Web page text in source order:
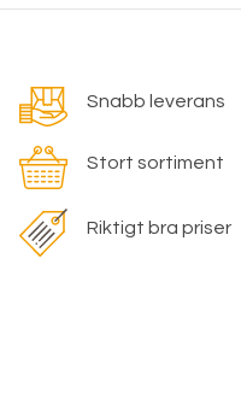
Snabb leverans
Stort sortiment
Riktigt bra priser